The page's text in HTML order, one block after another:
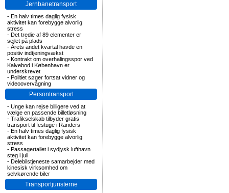
Jernbanetransport
- En halv times daglig fysisk
aktivitet kan forebygge alvorlig
stress
- Det tredie af 89 elementer er
sejlet på plads
- Årets andet kvartal havde en
positiv indtjeningvækst
- Kontrakt om overhalingsspor ved
Kalvebod i København er
underskrevet
- Politiet søger fortsat vidner og
videoovervågning
Persontransport
- Unge kan rejse billigere ved at
vælge en passende billetløsning
- Trafikselskab tilbyder gratis
transport til festuge i Randers
- En halv times daglig fysisk
aktivitet kan forebygge alvorlig
stress
- Passagertallet i sydjysk lufthavn
steg i juli
- Delebilstjeneste samarbejder med
kinesisk virksomhed om
selvkørende biler
Transportjuristerne